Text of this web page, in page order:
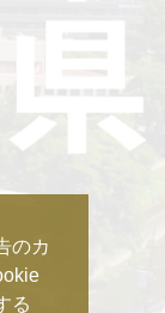
のカ
る